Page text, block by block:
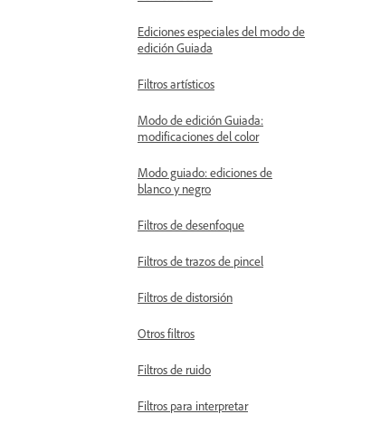
Ediciones especiales del modo de
edición Guiada
Filtros artísticos
Modo de edición Guiada:
modificaciones del color
Modo guiado: ediciones de
blanco y negro
Filtros de desenfoque
Filtros de trazos de pincel
Filtros de distorsión
Otros filtros
Filtros de ruido
Filtros para interpretar